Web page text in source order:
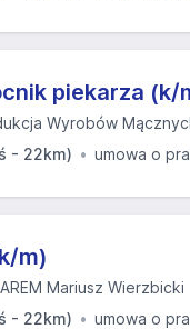
piekarza (k/
Wyrobów
- 22km)
umowa o
m)
Mariusz Wierzbicki
- 22km)
umowa o